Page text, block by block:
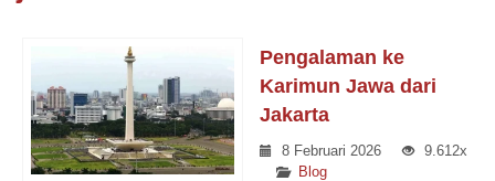
Pengalaman ke
Karimun Jawa dari
Jakarta
8 Februari 2026
9.612x
Blog